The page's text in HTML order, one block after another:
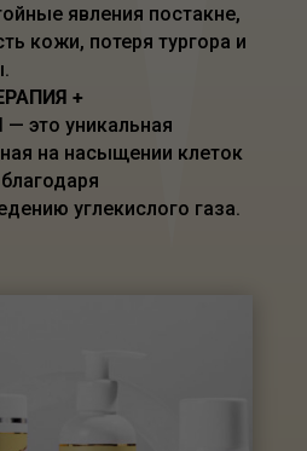
явления постакне,
кожи, потеря тургора и
+
— это уникальная
на насыщении клеток
углекислого газа.